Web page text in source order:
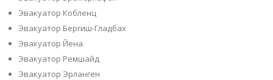
Эвакуатор Кобленц
Эвакуатор Бергиш-Гладбах
Эвакуатор Йена
Эвакуатор Ремшайд
Эвакуатор Эрланген